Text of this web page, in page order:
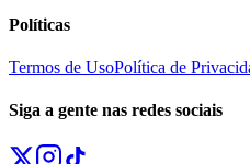
Políticas
Termos de UsoPolítica de
Siga a gente nas redes sociais